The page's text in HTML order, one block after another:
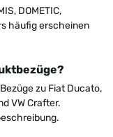
DOMETIC,
häufig erscheinen
zu Fiat Ducato,
VW Crafter.